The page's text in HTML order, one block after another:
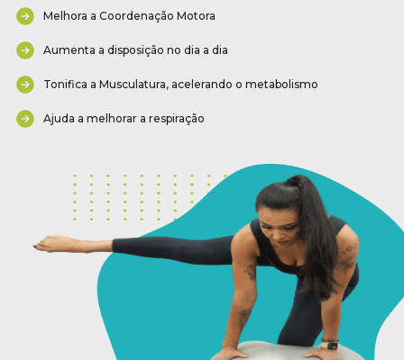
Melhora a Coordenação Motora
Aumenta a disposição no dia a dia
Tonifica a Musculatura, acelerando o metabolismo
Ajuda a melhorar a respiração